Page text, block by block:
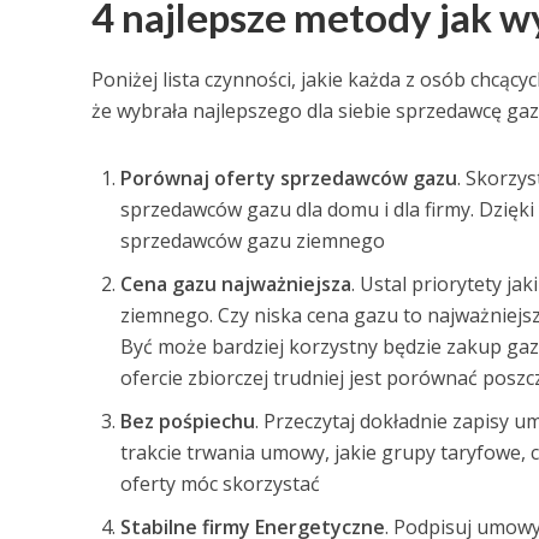
4 najlepsze metody jak
Poniżej lista czynności, jakie każda z osób
że wybrała najlepszego dla siebie sprzedawcę
Porównaj oferty sprzedawców gazu.
sprzedawców gazu dla domu i dla firmy.
sprzedawców gazu ziemnego
Cena gazu najważniejsza. Ustal priorytety
ziemnego. Czy niska cena gazu to
Być może bardziej korzystny będzie zakup
ofercie zbiorczej trudniej jest porównać
Bez pośpiechu. Przeczytaj dokładnie zapisy
trakcie trwania umowy, jakie grupy taryfowe,
oferty móc skorzystać
Stabilne firmy Energetyczne. Podpisuj